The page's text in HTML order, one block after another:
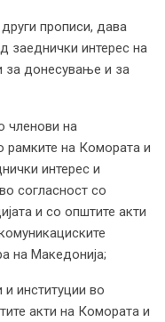
прописи, дава
интерес на
за донесување и за
членови на
рамките на Комората и
интерес и
согласност со
и со општите акти
на Македонија;
институции во
акти на Комората и